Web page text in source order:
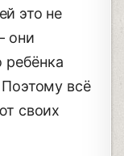
это не
они
ребёнка
всё
своих